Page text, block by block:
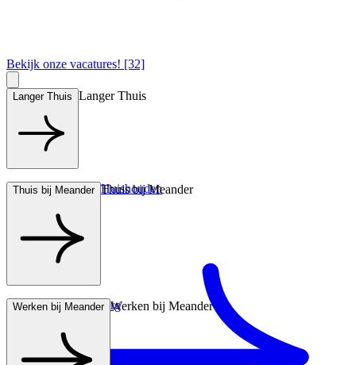
Bekijk onze vacatures! [32]
Langer Thuis Langer Thuis
Hulp bij het Huishouden
Thuis bij Meander Thuis bij Meander
Wonen met zorg
Werken bij Meander Werken bij Meander